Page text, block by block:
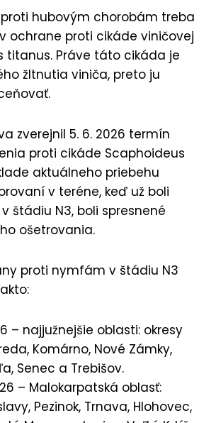
hubovým chorobám treba
ochrane proti cikáde viničovej
titanus. Práve táto cikáda je
žltnutia viniča, preto ju
zverejnil 5. 6. 2026 termín
proti cikáde Scaphoideus
aktuálneho priebehu
v teréne, keď už boli
štádiu N3, boli spresnené
ošetrovania.
proti nymfám v štádiu N3
– najjužnejšie oblasti: okresy
Komárno, Nové Zámky,
Senec a Trebišov.
– Malokarpatská oblasť:
Pezinok, Trnava, Hlohovec,